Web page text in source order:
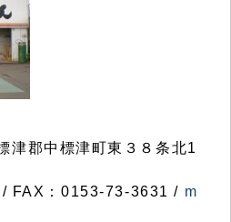
郡中標津町東３８条北1
FAX：0153-73-3631 / m